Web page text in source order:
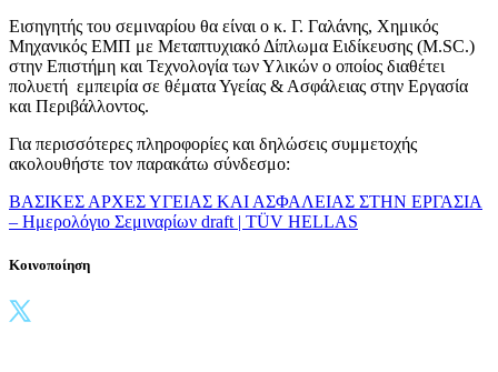
Εισηγητής του σεμιναρίου θα είναι ο κ. Γ. Γαλάνης, Χημικός
Μηχανικός ΕΜΠ με Μεταπτυχιακό Δίπλωμα Ειδίκευσης (M.SC.)
στην Επιστήμη και Τεχνολογία των Υλικών ο οποίος διαθέτει
πολυετή εμπειρία σε θέματα Υγείας & Ασφάλειας στην Εργασία
και Περιβάλλοντος.
Για περισσότερες πληροφορίες και δηλώσεις συμμετοχής
ακολουθήστε τον παρακάτω σύνδεσμο:
ΒΑΣΙΚΕΣ ΑΡΧΕΣ ΥΓΕΙΑΣ ΚΑΙ ΑΣΦΑΛΕΙΑΣ ΣΤΗΝ ΕΡΓΑΣΙΑ
– Ημερολόγιο Σεμιναρίων draft | TÜV HELLAS
Κοινοποίηση